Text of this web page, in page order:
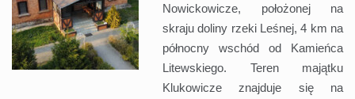
Nowickowicze, położonej na
skraju doliny rzeki Leśnej, 4 km na
północny wschód od Kamieńca
Litewskiego. Teren majątku
Klukowicze znajduje się na